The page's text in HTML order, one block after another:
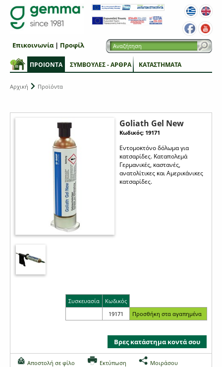
ΠΡΟΙΟΝΤΑ ΣΥΜΒΟΥΛΕΣ - ΑΡΘΡΑ ΚΑΤΑΣΤΗΜΑΤΑ
Επικοινωνία| Προφίλ
Αρχική Προϊόντα
Goliath Gel New
Κωδικός: 19171
Εντομοκτόνο δόλωμα για
κατσαρίδες. Καταπολεμά
Γερμανικές, καστανές,
ανατολίτικες και Αμερικάνικες
κατσαρίδες.
Συσκευασία
Κωδικός
19171
Βρες κατάστημα κοντά σου
Αποστολή σε φίλο Εκτύπωση Μοιράσου